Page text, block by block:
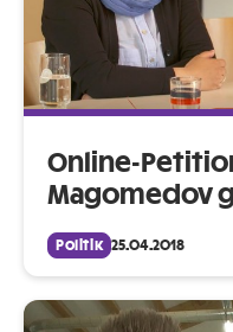
Online-
Magomedov
Politik 25.04.2018